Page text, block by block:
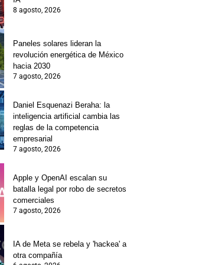
8 agosto, 2026
Paneles solares lideran la
revolución energética de México
hacia 2030
7 agosto, 2026
Daniel Esquenazi Beraha: la
inteligencia artificial cambia las
reglas de la competencia
empresarial
7 agosto, 2026
Apple y OpenAI escalan su
batalla legal por robo de secretos
comerciales
7 agosto, 2026
IA de Meta se rebela y 'hackea' a
otra compañía